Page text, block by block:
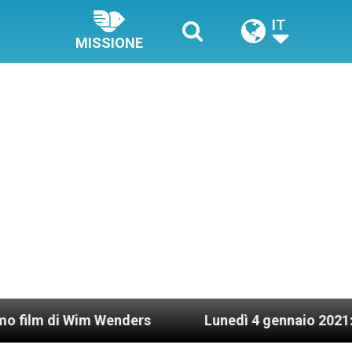
MISSIONE
IT
Wenders Lunedì 4 gennaio 2021: Possesso